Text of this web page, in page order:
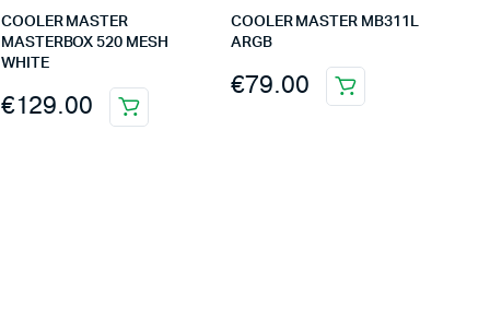
COOLER MASTER
MASTERBOX 520 MESH
WHITE
€129.00
COOLER MASTER MB311L
ARGB
€79.00